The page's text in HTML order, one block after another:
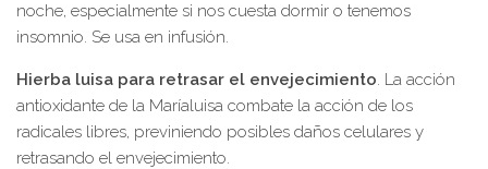
noche, especialmente si nos cuesta dormir o tenemos
insomnio. Se usa en infusión.
Hierba luisa para retrasar el envejecimiento. La acción
antioxidante de la Maríaluisa combate la acción de los
radicales libres, previniendo posibles daños celulares y
retrasando el envejecimiento.